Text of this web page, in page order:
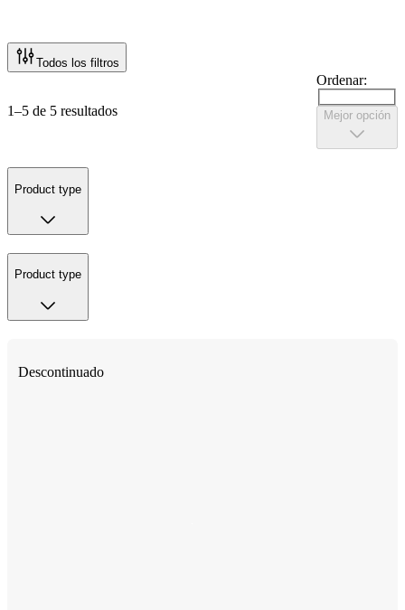
Todos los filtros
1–5 de 5 resultados
Ordenar:
Mejor opción
Product type
Product type
Descontinuado